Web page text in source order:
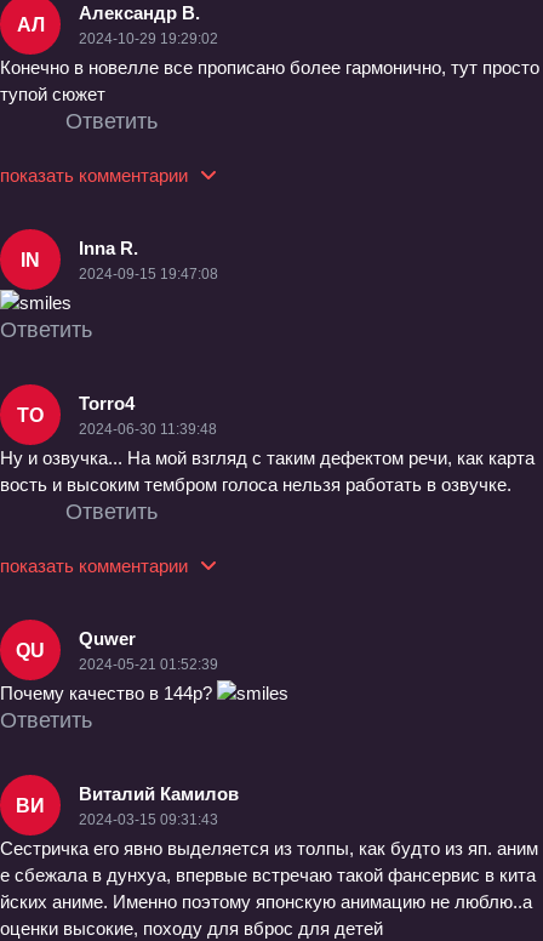
АЛ
Александр В.
2024-10-29 19:29:02
Конечно в новелле все прописано более гармонично, тут просто
тупой сюжет
Ответить
показать комментарии
IN
Inna R.
2024-09-15 19:47:08
Ответить
TO
Torro4
2024-06-30 11:39:48
Ну и озвучка... На мой взгляд с таким дефектом речи, как карта
вость и высоким тембром голоса нельзя работать в озвучке.
Ответить
показать комментарии
QU
Quwer
2024-05-21 01:52:39
Почему качество в 144p?
Ответить
ВИ
Виталий Камилов
2024-03-15 09:31:43
Сестричка его явно выделяется из толпы, как будто из яп. аним
е сбежала в дунхуа, впервые встречаю такой фансервис в кита
йских аниме. Именно поэтому японскую анимацию не люблю..а
оценки высокие, походу для вброс для детей